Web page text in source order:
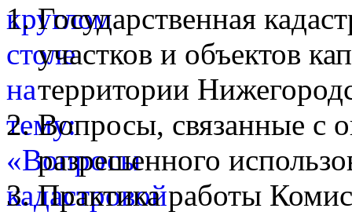
Государственная
участков и объектов
территории
Вопросы, связанные с
разрешенного
Практика работы